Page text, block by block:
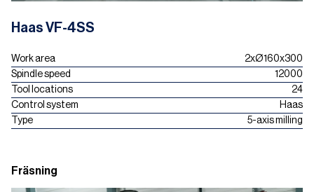
Haas VF-4SS
Work area
2xØ160x300
Spindle speed
12000
Tool locations
24
Control system
Haas
Type
5-axis milling
Fräsning